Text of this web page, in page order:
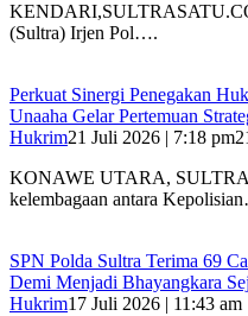
(Sultra) Irjen Pol….
‎Perkuat Sinergi Penegakan
Unaaha Gelar Pertemuan
Hukrim21 Juli 2026 | 7:18 pm
‎KONAWE UTARA,
kelembagaan antara
SPN Polda Sultra Terima 69
Demi Menjadi Bhayangkara
Hukrim17 Juli 2026 | 11:43 am